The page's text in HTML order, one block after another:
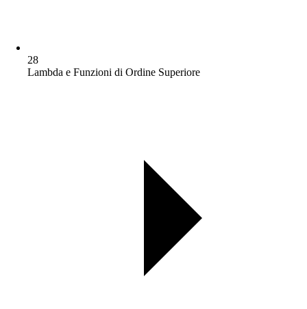
28
Lambda e Funzioni di Ordine Superiore